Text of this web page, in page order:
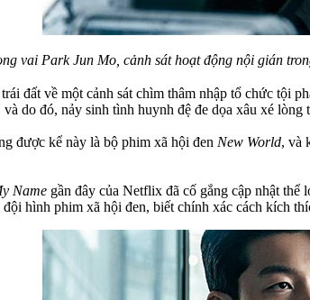
vai Park Jun Mo, cảnh sát hoạt động nội gián
đất về một cảnh sát chìm thâm nhập tổ chức tội
do đó, nảy sinh tình huynh đệ đe dọa xâu xé lòng
được kể này là bộ phim xã hội đen New World, và
Name gần đây của Netflix đã cố gắng cập nhật
hình phim xã hội đen, biết chính xác cách kích